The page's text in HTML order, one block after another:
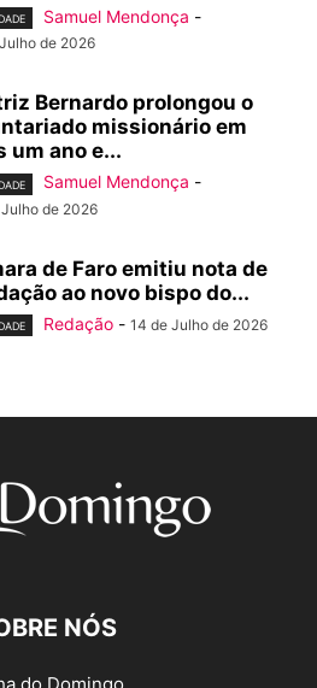
Samuel Mendonça -
de 2026
Bernardo prolongou o
missionário em
um ano e...
Samuel Mendonça -
de 2026
de Faro emitiu nota de
ao novo bispo do...
Redação - 14 de Julho de 2026
NÓS
do Domingo